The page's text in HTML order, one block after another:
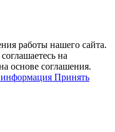
работы нашего сайта.
на
основе соглашения.
Принять